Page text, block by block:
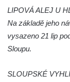
Hrob Josefa
Podluží
Hrob
LIPOVÁ ALEJ U
Na základě jeho
vysazeno 21 lip
Sloupu.
SLOUPSKÉ